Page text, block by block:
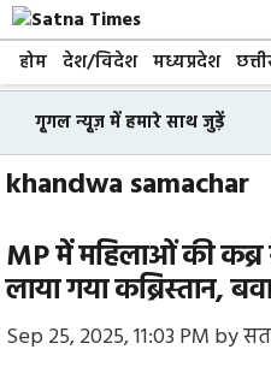
Skip
to
content
होम देश/विदेश मध्यप्रदेश
गूगल न्यूज़ में हमारे साथ जुड़ें
khandwa samachar
MP में महिलाओं की
लाया गया कब्रिस्तान,
Sep 25, 2025, 11:03 PM by